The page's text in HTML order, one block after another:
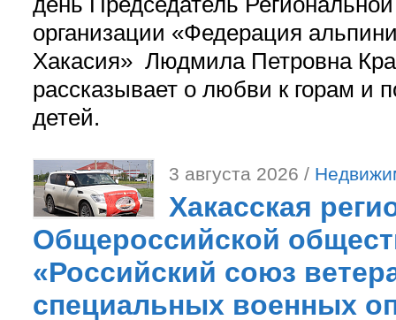
организации «Федерация
Хакасия» Людмила Петровна
рассказывает о любви к горам и
детей.
3 августа 2026 /
Хакасская
Общероссийской
«Российский союз
специальных военных